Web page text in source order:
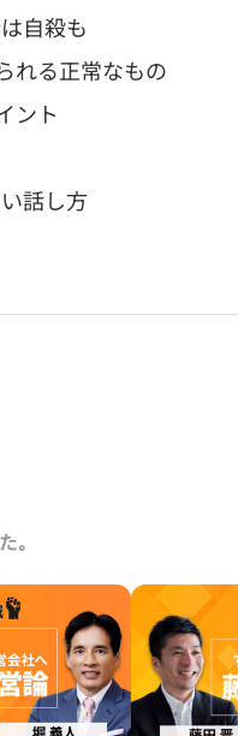
自殺も
れる正常なもの
ント
話し方
｡